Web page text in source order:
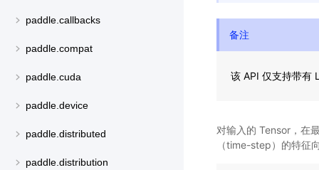
paddle.callbacks
paddle.compat
paddle.cuda
paddle.device
paddle.distributed
paddle.distribution
备注
该 API 仅支持带有
对输入的 Tensor，在
（time-step）的特征